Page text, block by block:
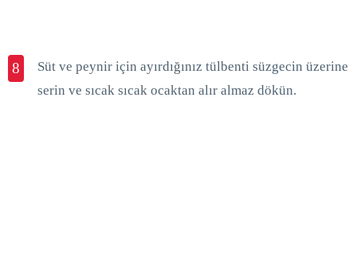
8
Süt ve peynir için ayırdığınız tülbenti süzgecin üzerine
serin ve sıcak sıcak ocaktan alır almaz dökün.